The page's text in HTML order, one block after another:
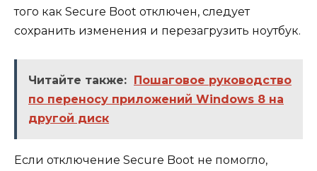
того как Secure Boot отключен, следует
сохранить изменения и перезагрузить ноутбук.
Читайте также: Пошаговое руководство
по переносу приложений Windows 8 на
другой диск
Если отключение Secure Boot не помогло,